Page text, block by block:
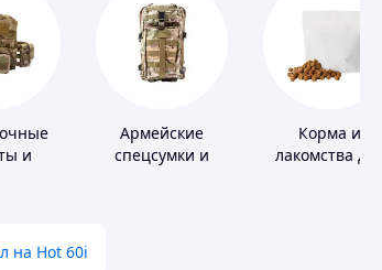
и
Армейские
спецсумки и
Корма и
лакомства
на Hot 60i